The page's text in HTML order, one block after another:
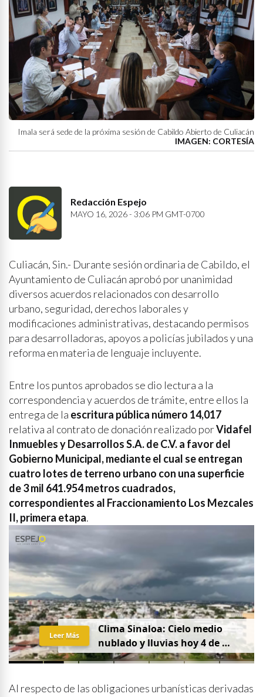
Imala será sede de la próxima sesión de Cabildo Abierto de Culiacán
IMAGEN: CORTESÍA
Redacción Espejo
MAYO 16, 2026 - 3:06 PM GMT-0700
Culiacán, Sin.- Durante sesión ordinaria de Cabildo, el
Ayuntamiento de Culiacán aprobó por unanimidad
diversos acuerdos relacionados con desarrollo
urbano, seguridad, derechos laborales y
modificaciones administrativas, destacando permisos
para desarrolladoras, apoyos a policías jubilados y una
reforma en materia de lenguaje incluyente.
Entre los puntos aprobados se dio lectura a la
correspondencia y acuerdos de trámite, entre ellos la
entrega de la escritura pública número 14,017
relativa al contrato de donación realizado porVidafel
Inmuebles y Desarrollos S.A. de C.V. a favor del
Gobierno Municipal, mediante el cual se entregan
cuatro lotes de terreno urbano con una superficie
de 3 mil 641.954 metros cuadrados,
correspondientes al Fraccionamiento Los Mezcales
II, primera etapa.
Clima Sinaloa: Cielo medio
nubladoy lluvias hoy4de
agosto
Leer Más
Al respecto de las obligaciones urbanísticas derivadas